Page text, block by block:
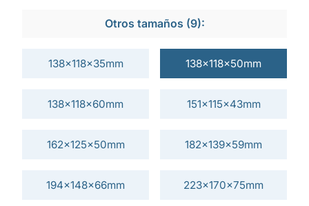
Otros tamaños (9):
138x118x35mm 138x118x50mm
138x118x60mm 151x115x43mm
162x125x50mm 182x139x59mm
194x148x66mm 223x170x75mm